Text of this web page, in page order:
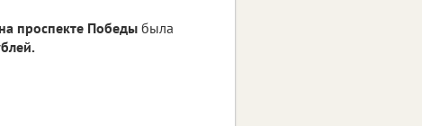
на проспекте Победы была